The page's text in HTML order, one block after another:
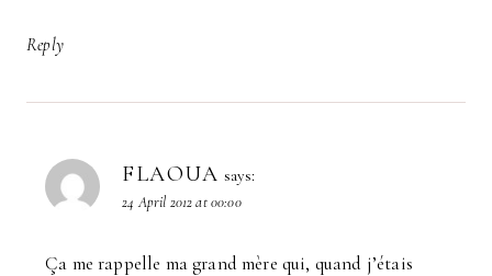
Reply
FLAOUA says:
24 April 2012 at 00:00
Ça me rappelle ma grand mère qui, quand j’étais